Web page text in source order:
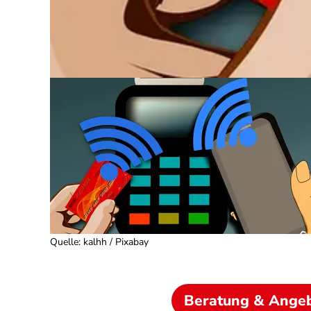
Quelle: kalhh / Pixabay
Beratung &